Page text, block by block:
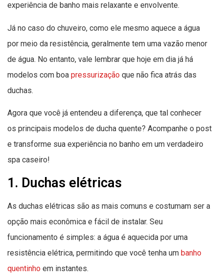
experiência de banho mais relaxante e envolvente.
Já no caso do chuveiro, como ele mesmo aquece a água
por meio da resistência, geralmente tem uma vazão menor
de água. No entanto, vale lembrar que hoje em dia já há
modelos com boa pressurização que não fica atrás das
duchas.
Agora que você já entendeu a diferença, que tal conhecer
os principais modelos de ducha quente? Acompanhe o post
e transforme sua experiência no banho em um verdadeiro
spa caseiro!
1. Duchas elétricas
As duchas elétricas são as mais comuns e costumam ser a
opção mais econômica e fácil de instalar. Seu
funcionamento é simples: a água é aquecida por uma
resistência elétrica, permitindo que você tenha um banho
quentinho em instantes.